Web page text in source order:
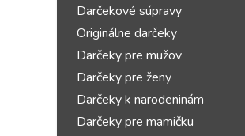
Darčekové súpravy
Originálne darčeky
Darčeky pre mužov
Darčeky pre ženy
Darčeky k narodeninám
Darčeky pre mamičku